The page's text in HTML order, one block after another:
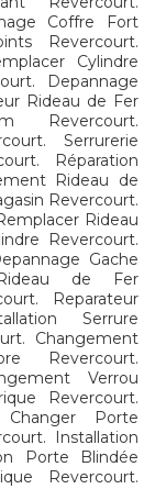
Coffre Fort
Revercourt.
Cylindre
Depannage
Rideau de Fer
Revercourt.
Serrurerie
Réparation
Rideau de
Revercourt.
Rideau
Revercourt.
Gache
de Fer
Reparateur
Serrure
Changement
Revercourt.
Verrou
Revercourt.
Porte
Installation
Porte Blindée
Revercourt.